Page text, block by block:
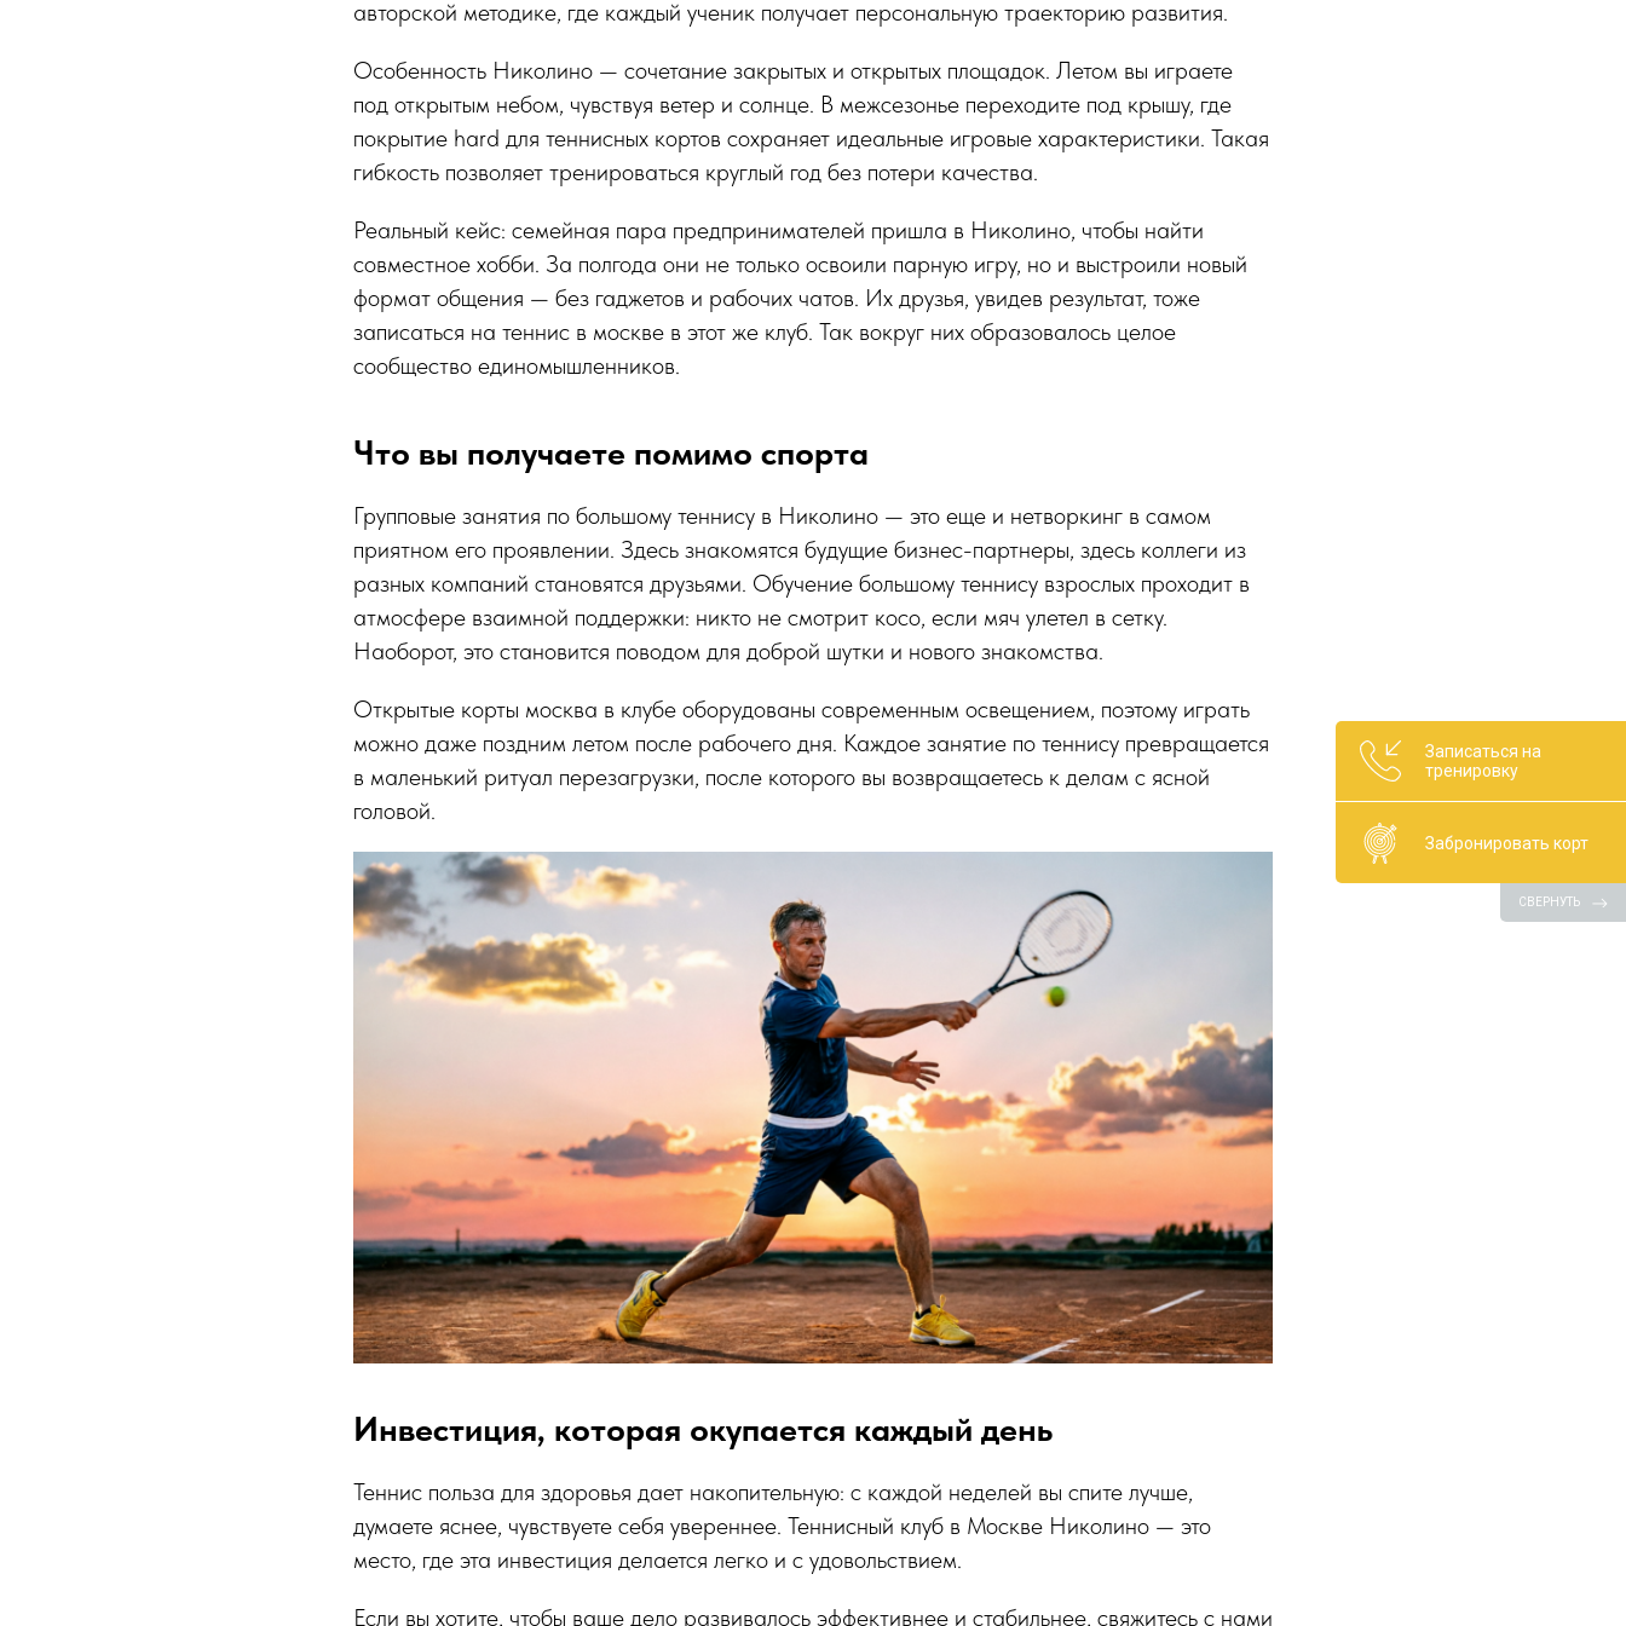
авторской методике, где каждый ученик получает персональную траекторию развития.
Особенность Николино — сочетание закрытых и открытых площадок. Летом вы играете
под открытым небом, чувствуя ветер и солнце. В межсезонье переходите под крышу, где
покрытие hard для теннисных кортов сохраняет идеальные игровые характеристики. Такая
гибкость позволяет тренироваться круглый год без потери качества.
Реальный кейс: семейная пара предпринимателей пришла в Николино, чтобы найти
совместное хобби. За полгода они не только освоили парную игру, но и выстроили новый
формат общения — без гаджетов и рабочих чатов. Их друзья, увидев результат, тоже
записаться на теннис в москве в этот же клуб. Так вокруг них образовалось целое
сообщество единомышленников.
Что вы получаете помимо спорта
Групповые занятия по большому теннису в Николино — это еще и нетворкинг в самом
приятном его проявлении. Здесь знакомятся будущие бизнес-партнеры, здесь коллеги из
разных компаний становятся друзьями. Обучение большому теннису взрослых проходит в
атмосфере взаимной поддержки: никто не смотрит косо, если мяч улетел в сетку.
Наоборот, это становится поводом для доброй шутки и нового знакомства.
Открытые корты москва в клубе оборудованы современным освещением, поэтому играть
можно даже поздним летом после рабочего дня. Каждое занятие по теннису превращается
в маленький ритуал перезагрузки, после которого вы возвращаетесь к делам с ясной
головой.
Инвестиция, которая окупается каждый день
Теннис польза для здоровья дает накопительную: с каждой неделей вы спите лучше,
думаете яснее, чувствуете себя увереннее. Теннисный клуб в Москве Николино — это
место, где эта инвестиция делается легко и с удовольствием.
Если вы хотите, чтобы ваше дело развивалось эффективнее и стабильнее, свяжитесь с нами
Записаться на
тренировку
Забронировать корт
СВЕРНУТЬ